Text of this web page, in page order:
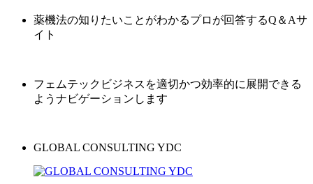
薬機法の知りたいことがわかるプロが回答するQ＆Aサ
イト
フェムテックビジネスを適切かつ効率的に展開できる
ようナビゲーションします
GLOBAL CONSULTING YDC